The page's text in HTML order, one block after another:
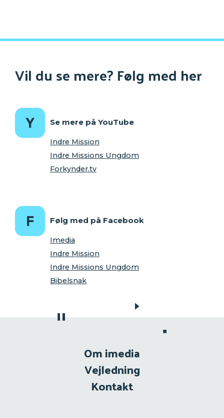
Vil du se mere? Følg med her
Se mere på YouTube
Indre Mission
Indre Missions Ungdom
Forkynder.tv
Følg med på Facebook
Imedia
Indre Mission
Indre Missions Ungdom
Bibelsnak
Om imedia
Vejledning
Kontakt